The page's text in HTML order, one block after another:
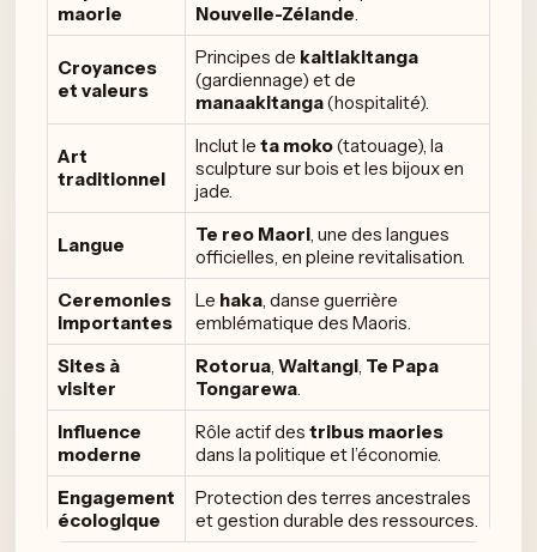
maorie
Nouvelle-Zélande.
Croyances
et valeurs
Principes de kaitiakitanga
(gardiennage) et de
manaakitanga(hospitalité).
Art
traditionnel
Inclut le ta moko(tatouage), la
sculpture sur bois et les bijoux en
jade.
Langue Te reo Maori, une des langues
officielles, en pleine revitalisation.
Ceremonies
importantes
Le haka, danse guerrière
emblématique des Maoris.
Sites à
visiter
Rotorua, Waitangi, Te Papa
Tongarewa.
Influence
moderne
Rôle actif des tribus maories
dans la politique et l’économie.
Engagement
écologique
Protection des terres ancestrales
et gestion durable des ressources.